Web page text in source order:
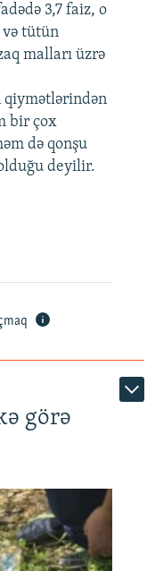
3,7 faiz, o
və tütün
malları üzrə
qiymətlərindən
bir çox
də qonşu
deyilir.
görə